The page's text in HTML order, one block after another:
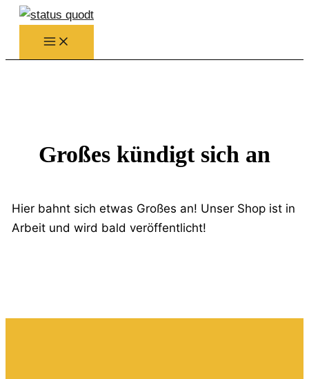
Zum
Inhalt
springen
Großes kündigt sich an
Hier bahnt sich etwas Großes an! Unser Shop ist in
Arbeit und wird bald veröffentlicht!